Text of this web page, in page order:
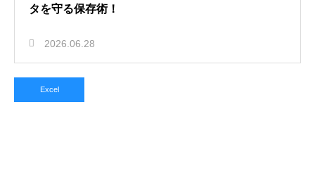
タを守る保存術！
2026.06.28
Excel